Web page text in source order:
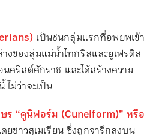
เป็นชนกลุ่มแรกที่อพยพเข้า
งของลุ่มแม่น้ำไทกริสและยูเฟรติส
ริสต์ศักราช และได้สร้างความ
ม่ว่าจะเป็น
ร “คูนิฟอร์ม (Cuneiform)” หรือ
ยชาวสุเมเรียน ซึ่งถูกจารึกลงบน